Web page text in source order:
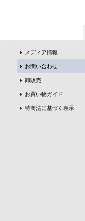
メディア情報
お問い合わせ
卸販売
お買い物ガイド
特商法に基づく表示